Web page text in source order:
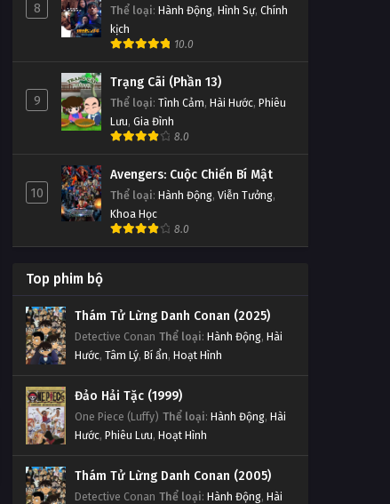
8 Thể loại: Hành Động, Hình Sự, Chính
kịch
10.0
9
Trạng Cãi (Phần 13)
Thể loại: Tình Cảm, Hài Hước, Phiêu
Lưu, Gia Đình
8.0
10
Avengers: Cuộc Chiến Bí Mật
Thể loại: Hành Động, Viễn Tưởng,
Khoa Học
8.0
Top phim bộ
Thám Tử Lừng Danh Conan (2025)
Detective Conan Thể loại: Hành Động, Hài
Hước, Tâm Lý, Bí ẩn, Hoạt Hình
Đảo Hải Tặc (1999)
One Piece (Luffy) Thể loại: Hành Động, Hài
Hước, Phiêu Lưu, Hoạt Hình
Thám Tử Lừng Danh Conan (2005)
Detective Conan Thể loại: Hành Động, Hài